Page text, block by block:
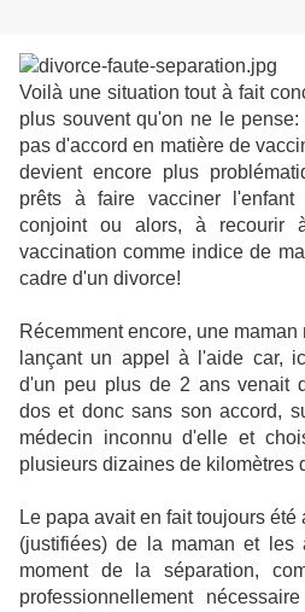
Voilà une situation tout à fait
plus souvent qu'on ne le
pas d'accord en matière de
devient encore plus
prêts à faire vacciner
conjoint ou alors, à recourir
vaccination comme indice de
cadre d'un divorce!
Récemment encore, une
lançant un appel à l'aide car,
d'un peu plus de 2 ans venait
dos et donc sans son accord,
médecin inconnu d'elle et
plusieurs dizaines de kilomètres
Le papa avait en fait toujours
(justifiées) de la maman et les
moment de la séparation,
professionnellement